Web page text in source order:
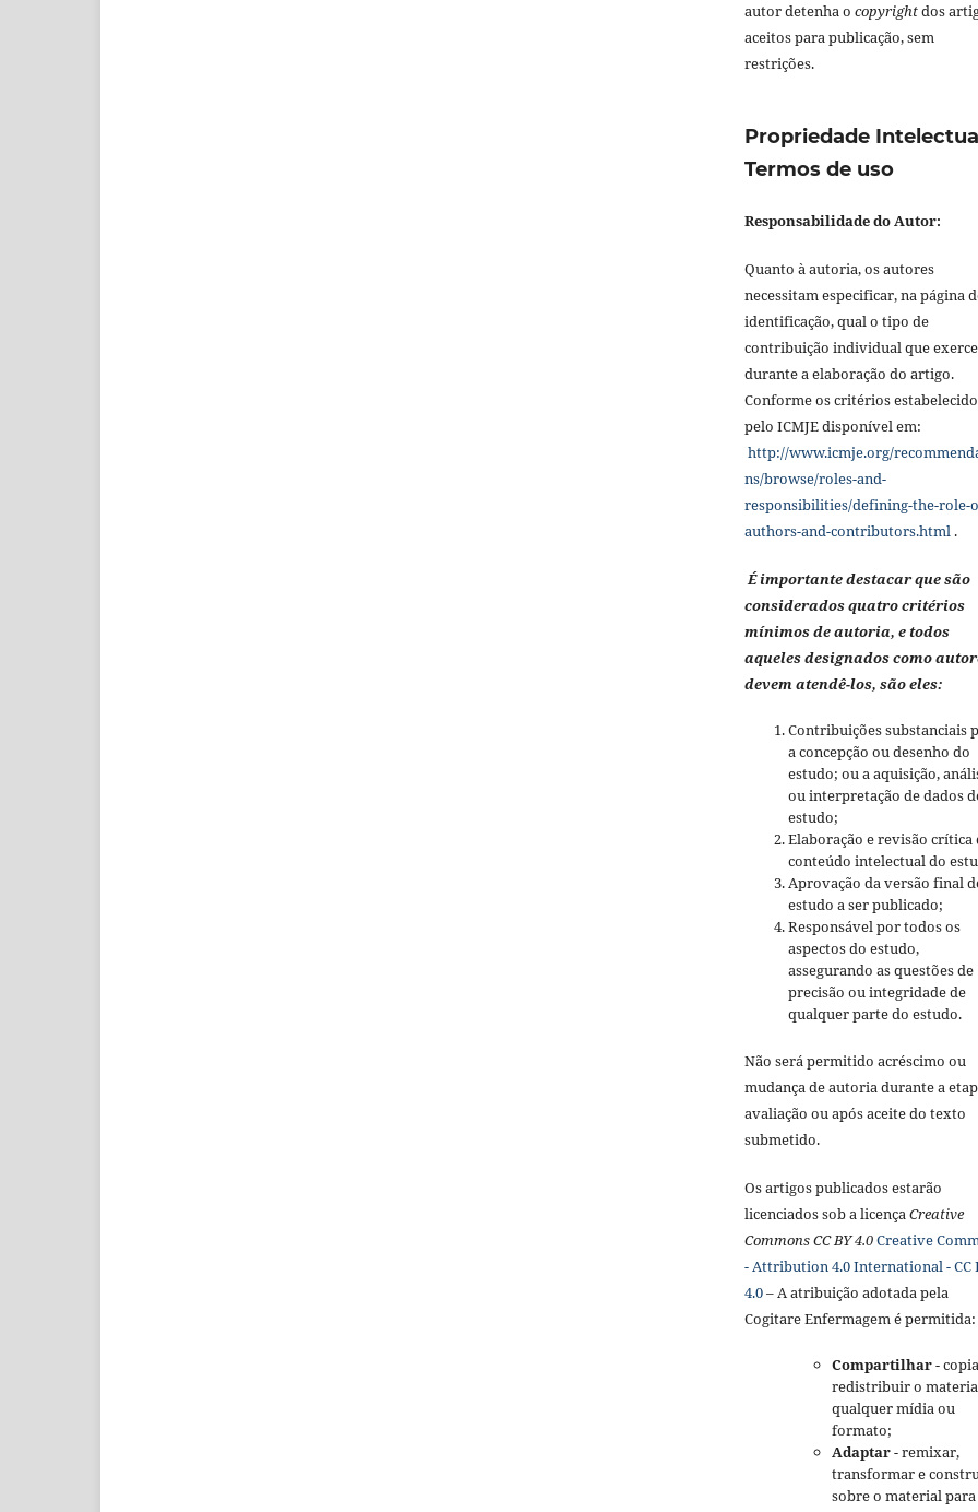
autor detenha o copyrightdos
aceitos para publicação, sem
restrições.
Propriedade
Termos de uso
Responsabilidade do Autor:
Quanto à autoria, os autores
necessitam especificar, na página
identificação, qual o tipo de
contribuição individual que
durante a elaboração do artigo.
Conforme os critérios
pelo ICMJE disponível em:
http://www.icmje.org/
ns/browse/roles-and-
responsibilities/defining-the-role-
authors-and-contributors.html .
É importante destacar que são
considerados quatro critérios
mínimos de autoria, e todos
aqueles designados como
devem atendê-los, são eles:
Contribuições substanciais
a concepção ou desenho do
estudo; ou a aquisição,
ou interpretação de dados
estudo;
Elaboração e revisão crítica
conteúdo intelectual do
Aprovação da versão final
estudo a ser publicado;
Responsável por todos os
aspectos do estudo,
assegurando as questões de
precisão ou integridade de
qualquer parte do estudo.
Não será permitido acréscimo ou
mudança de autoria durante a
avaliação ou após aceite do texto
submetido.
Os artigos publicados estarão
licenciados sob a licença Creative
Commons CC BY 4.0Creative
- Attribution 4.0 International - CC
4.0– A atribuição adotada pela
Cogitare Enfermagem é permitida:
Compartilhar-
redistribuir o
qualquer mídia ou
formato;
Adaptar- remixar,
transformar e
sobre o material para